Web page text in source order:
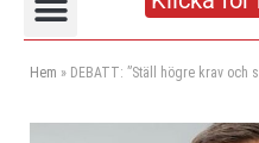
Hem » DEBATT: ”Ställ högre krav